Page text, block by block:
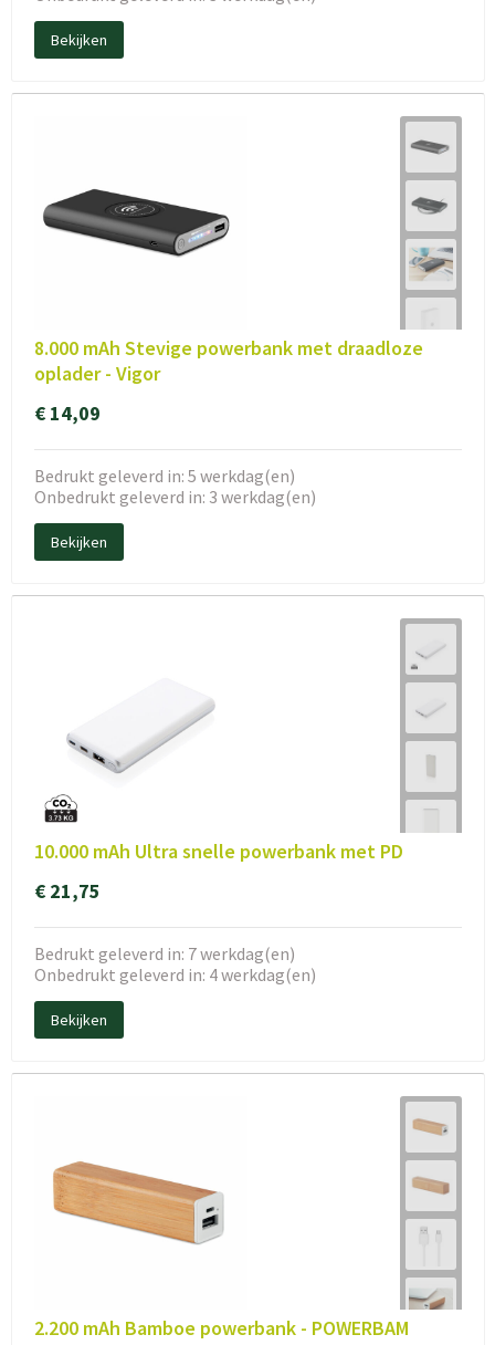
Bekijken
8.000 mAh Stevige powerbank met draadloze
oplader - Vigor
€ 14,09
Bedrukt geleverd in: 5 werkdag(en)
Onbedrukt geleverd in: 3 werkdag(en)
Bekijken
10.000 mAh Ultra snelle powerbank met PD
€ 21,75
Bedrukt geleverd in: 7 werkdag(en)
Onbedrukt geleverd in: 4 werkdag(en)
Bekijken
2.200 mAh Bamboe powerbank - POWERBAM